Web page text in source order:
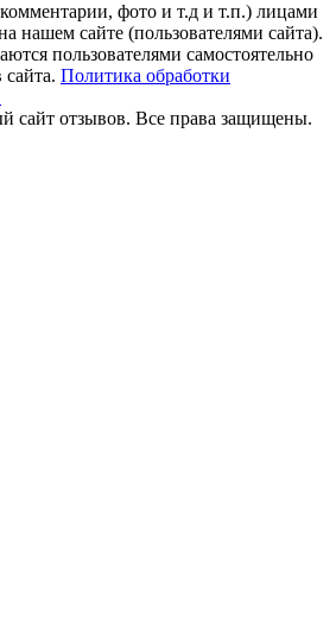
фото и т.д и т.п.) лицами
нашем сайте (пользователями сайта).
пользователями самостоятельно
сайта. Политика обработки
сайт отзывов. Все права защищены.